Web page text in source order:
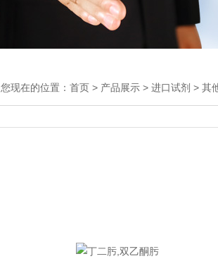
您现在的位置： 首页 > 产品展示 > 进口试剂 > 其